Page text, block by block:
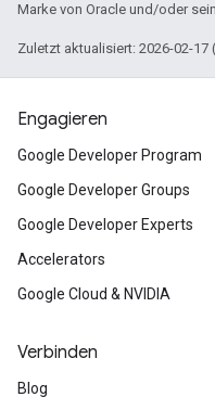
Marke von Oracle und/oder
Zuletzt aktualisiert: 2026-02-17
Engagieren
Google Developer Program
Google Developer Groups
Google Developer Experts
Accelerators
Google Cloud & NVIDIA
Verbinden
Blog